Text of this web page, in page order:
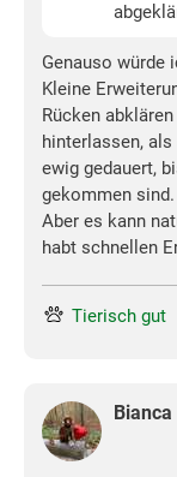
Genauso würde
Kleine
Rücken
hinterlassen,
ewig gedauert,
gekommen sind.
Aber es kann
habt schnellen
Tierisch gut
Bianca